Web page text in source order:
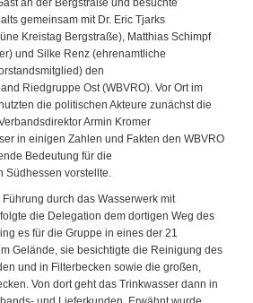
gemeinsam mit Dr. Eric Tjarks
Kreistag Bergstraße), Matthias Schimpf
und Silke Renz (ehrenamtliche
den
Riedgruppe Ost (WBVRO). Vor Ort im
die politischen Akteure zunächst die
Armin Kromer
in einigen Zahlen und Fakten den WBVRO
Bedeutung für die
vorstellte.
durch das Wasserwerk mit
die Delegation dem dortigen Weg des
es für die Gruppe in eines der 21
Gelände, sie besichtigte die Reinigung des
und in Filterbecken sowie die großen,
Von dort geht das Trinkwasser dann in